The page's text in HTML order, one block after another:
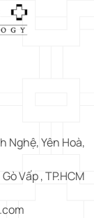
Nghệ, Yên Hoà,
Vấp , TP.HCM